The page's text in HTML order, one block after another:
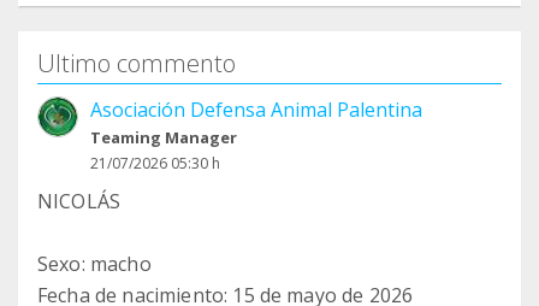
Ultimo commento
Asociación Defensa Animal Palentina
Teaming Manager
21/07/2026 05:30 h
NICOLÁS
Sexo: macho
Fecha de nacimiento: 15 de mayo de 2026